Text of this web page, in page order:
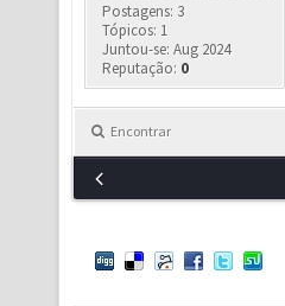
Postagens: 3
Tópicos: 1
Juntou-se: Aug 2024
Reputação: 0
Encontrar